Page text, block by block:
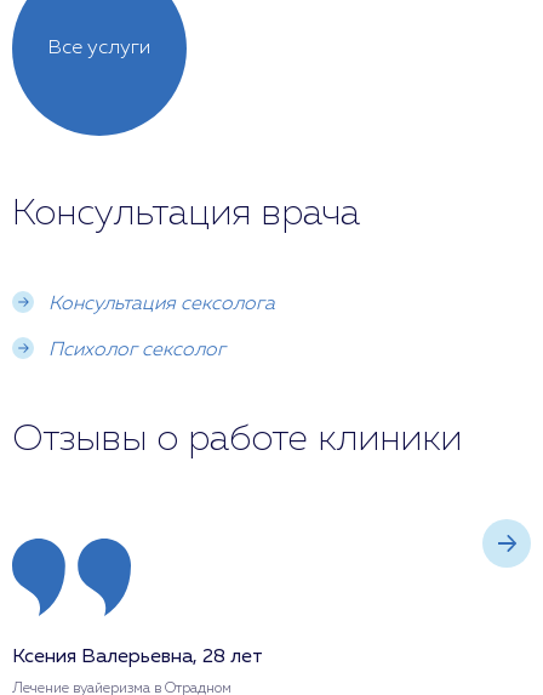
Все услуги
Консультация врача
Консультация сексолога
Психолог сексолог
Отзывы о работе клиники
Ксения Валерьевна, 28 лет
Лечение вуайеризма в Отрадном